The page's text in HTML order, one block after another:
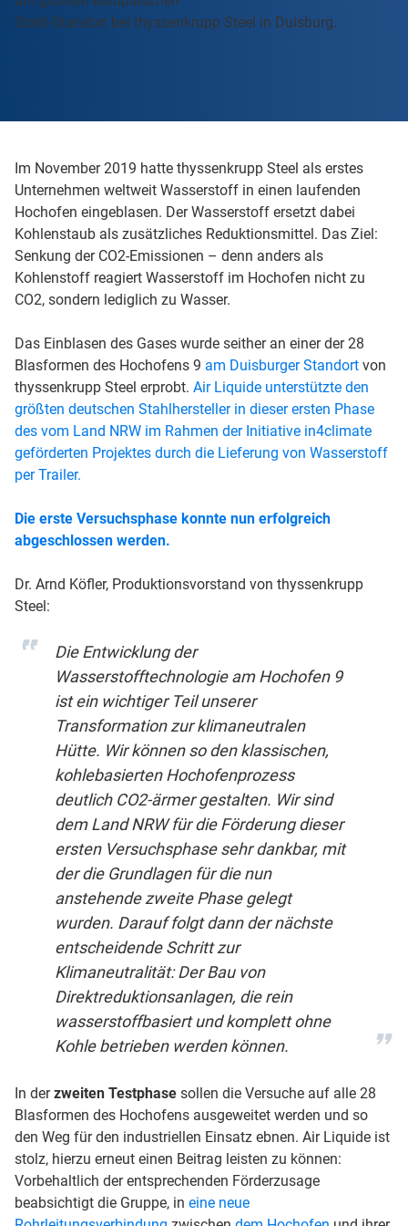
Stahl-Standort bei thyssenkrupp Steel in Duisburg.
Im November 2019 hatte thyssenkrupp Steel als erstes
Unternehmen weltweit Wasserstoff in einen laufenden
Hochofen eingeblasen. Der Wasserstoff ersetzt dabei
Kohlenstaub als zusätzliches Reduktionsmittel. Das Ziel:
Senkung der CO2-Emissionen – denn anders als
Kohlenstoff reagiert Wasserstoff im Hochofen nicht zu
CO2, sondern lediglich zu Wasser.
Das Einblasen des Gases wurde seither an einer der 28
Blasformen des Hochofens 9 am Duisburger Standort von
thyssenkrupp Steel erprobt. Air Liquide unterstützte den
größten deutschen Stahlhersteller in dieser ersten Phase
des vom Land NRW im Rahmen der Initiative in4climate
geförderten Projektes durch die Lieferung von Wasserstoff
per Trailer.
Die erste Versuchsphase konnte nun erfolgreich
abgeschlossen werden.
Dr. Arnd Köfler, Produktionsvorstand von thyssenkrupp
Steel:
Die Entwicklung der
Wasserstofftechnologie am Hochofen 9
ist ein wichtiger Teil unserer
Transformation zur klimaneutralen
Hütte. Wir können so den klassischen,
kohlebasierten Hochofenprozess
deutlich CO2-ärmer gestalten. Wir sind
dem Land NRW für die Förderung dieser
ersten Versuchsphase sehr dankbar, mit
der die Grundlagen für die nun
anstehende zweite Phase gelegt
wurden. Darauf folgt dann der nächste
entscheidende Schritt zur
Klimaneutralität: Der Bau von
Direktreduktionsanlagen, die rein
wasserstoffbasiert und komplett ohne
Kohle betrieben werden können.
In derzweiten Testphase sollen die Versuche auf alle 28
Blasformen des Hochofens ausgeweitet werden und so
den Weg für den industriellen Einsatz ebnen. Air Liquide ist
stolz, hierzu erneut einen Beitrag leisten zu können:
Vorbehaltlich der entsprechenden Förderzusage
beabsichtigt die Gruppe, in eine neue